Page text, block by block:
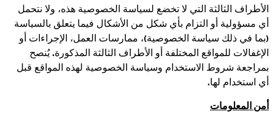
الأطراف الثالثة التي لا تخضع لسياسة الخصوصية هذه، ولا نتحمل
أي مسؤولية أو التزام بأي شكل من الأشكال فيما يتعلق بالسياسة
(بما في ذلك سياسة الخصوصية)، ممارسات العمل، الإجراءات أو
الإغفالات للمواقع المختلفة أو الأطراف الثالثة المذكورة. يُنصح
بمراجعة شروط الاستخدام وسياسة الخصوصية لهذه المواقع قبل
أي استخدام لها.
أمن المعلومات